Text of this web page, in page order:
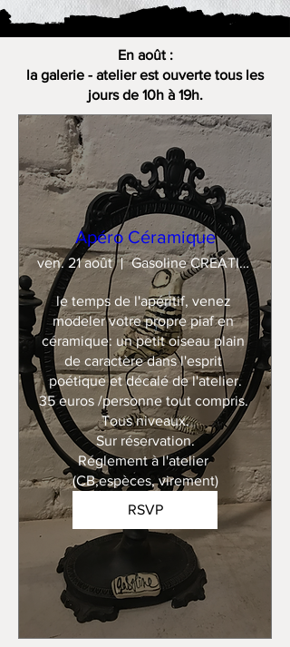
En août :
la galerie - atelier est ouverte tous les
jours de 10h à 19h.
Apéro Céramique
ven. 21 août Gasoline CREATION
le temps de l'apéritif, venez
modeler votre propre piaf en
céramique: un petit oiseau plain
de caractère dans l'esprit
poétique et décalé de l'atelier.
35 euros /personne tout compris.
Tous niveaux.
Sur réservation.
Réglement à l'atelier
(CB,espèces, virement)
RSVP